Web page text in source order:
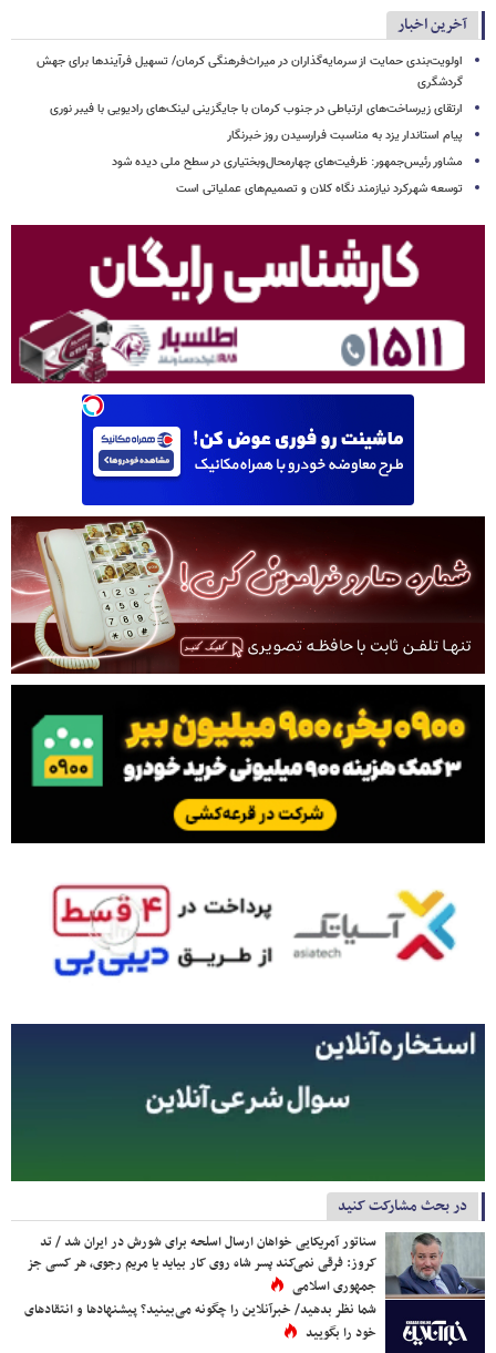
آخرین اخبار
اولویت‌بندی حمایت از سرمایه‌گذاران در میراث‌فرهنگی کرمان/ تسهیل فرآیندها برای جهش
گردشگری
ارتقای زیرساخت‌های ارتباطی در جنوب کرمان با جایگزینی لینک‌های رادیویی با فیبر نوری
پیام استاندار یزد به مناسبت فرارسیدن روز خبرنگار
مشاور رئیس‌جمهور: ظرفیت‌های چهارمحال‌وبختیاری در سطح ملی دیده شود
توسعه شهرکرد نیازمند نگاه کلان و تصمیم‌های عملیاتی است
در بحث مشارکت کنید
سناتور آمریکایی خواهان ارسال اسلحه برای شورش در ایران شد / تد
کروز: فرقی نمی‌کند پسر شاه روی کار بیاید یا مریم رجوی، هر کسی جز
جمهوری اسلامی
شما نظر بدهید/ خبرآنلاین را چگونه می‌بینید؟ پیشنهادها و انتقادهای
خود را بگویید